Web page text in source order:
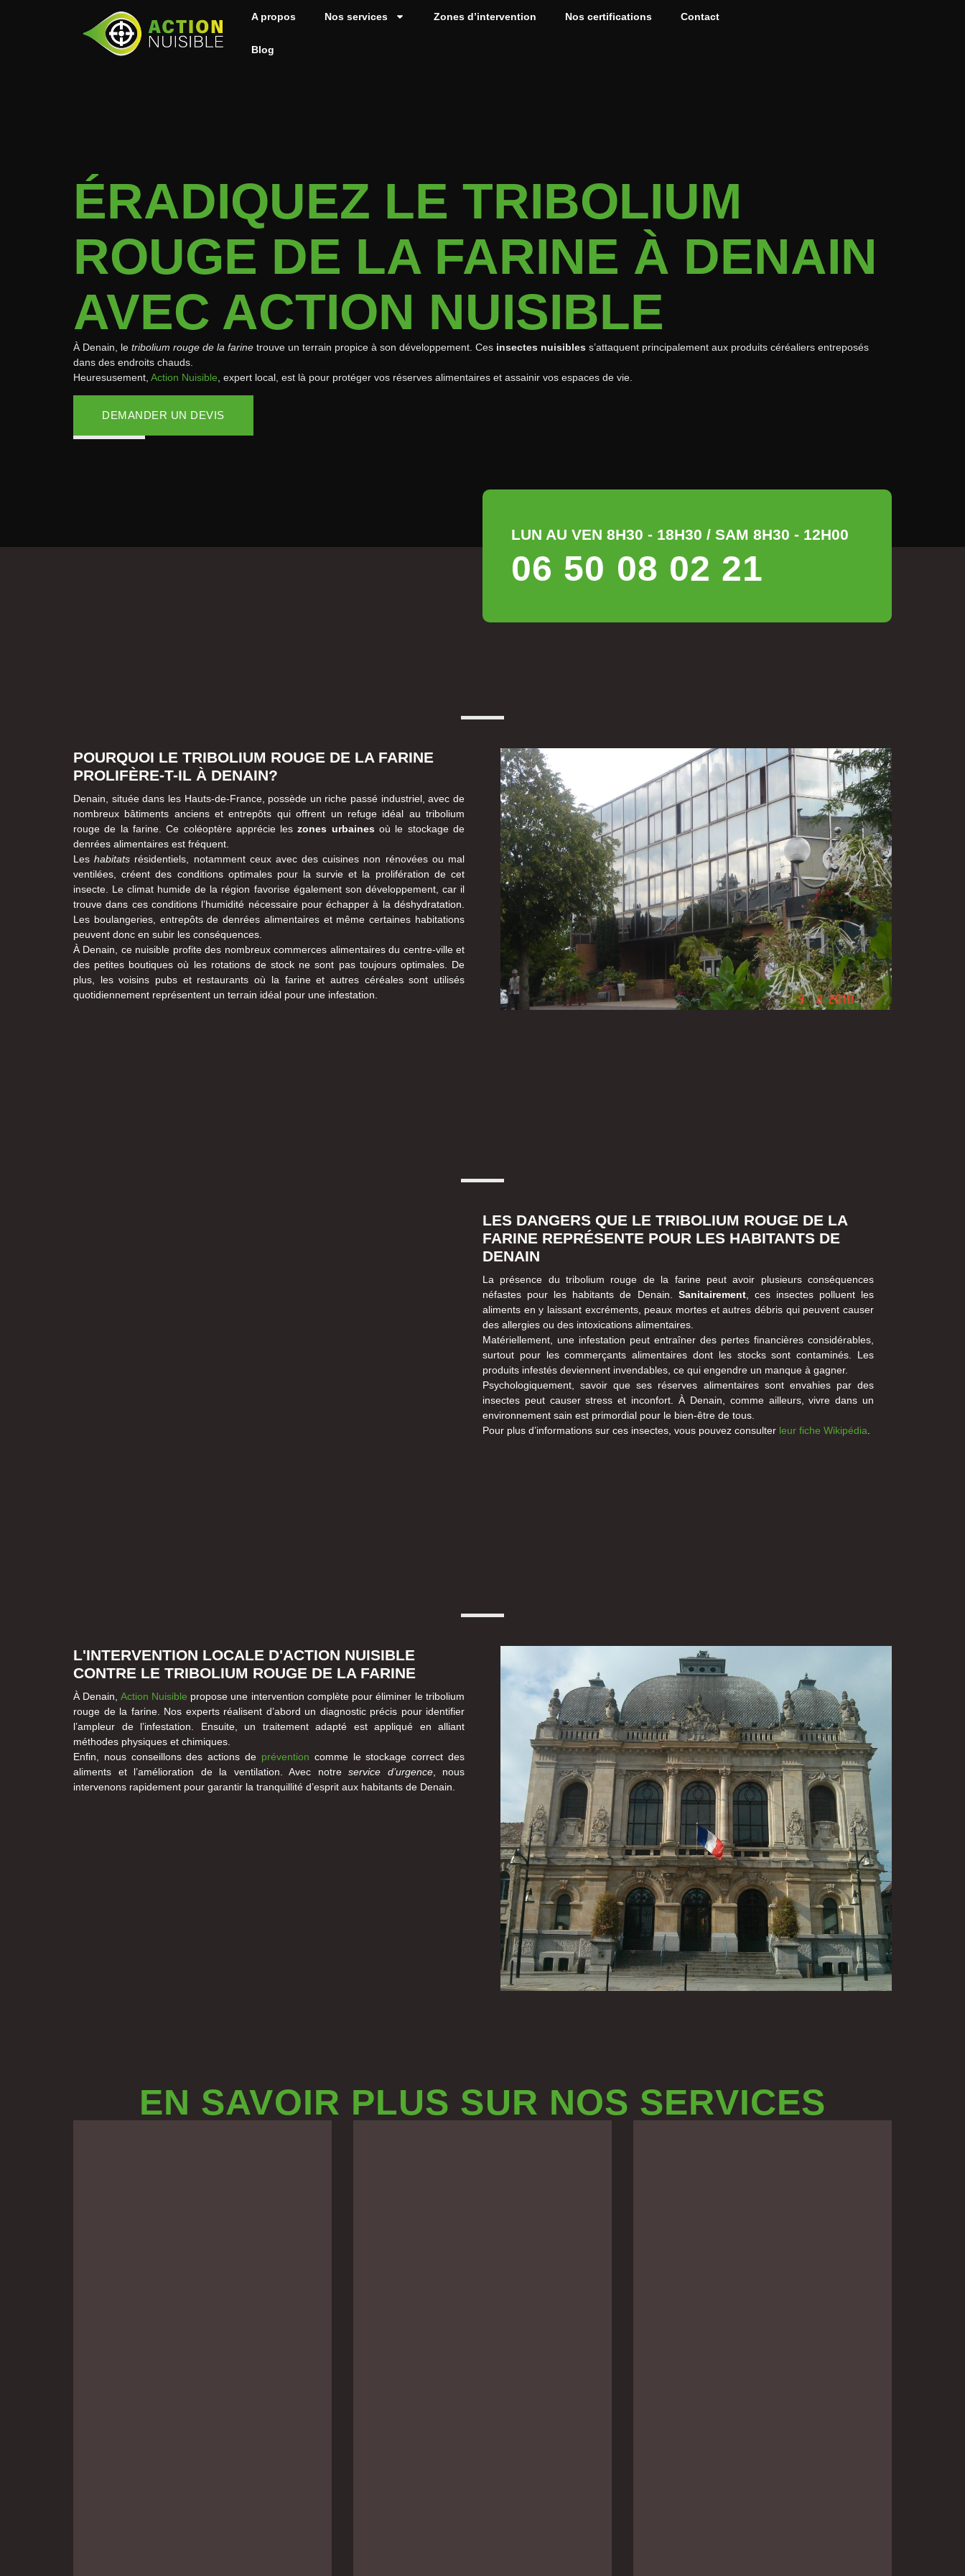
A propos Nos services Zones d’intervention Nos certifications Contact
Blog
ÉRADIQUEZ LE TRIBOLIUM
ROUGE DE LA FARINE À DENAIN
AVEC ACTION NUISIBLE
À Denain, le tribolium rouge de la farine trouve un terrain propice à son développement. Ces insectes nuisibles s’attaquent principalement aux produits céréaliers entreposés
dans des endroits chauds.
Heuresusement, Action Nuisible , expert local, est là pour protéger vos réserves alimentaires et assainir vos espaces de vie.
DEMANDER UN DEVIS
LUN AU VEN 8H30 - 18H30 / SAM 8H30 - 12H00
06 50 08 02 21
POURQUOI LE TRIBOLIUM ROUGE DE LA FARINE
PROLIFÈRE-T-IL À DENAIN?
Denain, située dans les Hauts-de-France, possède un riche passé industriel, avec de
nombreux bâtiments anciens et entrepôts qui offrent un refuge idéal au tribolium
rouge de la farine. Ce coléoptère apprécie leszones urbainesoù le stockage de
denrées alimentaires est fréquent.
Leshabitats résidentiels, notamment ceux avec des cuisines non rénovées ou mal
ventilées, créent des conditions optimales pour la survie et la prolifération de cet
insecte. Le climat humide de la région favorise également son développement, car il
trouve dans ces conditions l’humidité nécessaire pour échapper à la déshydratation.
Les boulangeries, entrepôts de denrées alimentaires et même certaines habitations
peuvent donc en subir les conséquences.
À Denain, ce nuisible profite des nombreux commerces alimentaires du centre-ville et
des petites boutiques où les rotations de stock ne sont pas toujours optimales. De
plus, les voisins pubs et restaurants où la farine et autres céréales sont utilisés
quotidiennement représentent un terrain idéal pour une infestation.
LES DANGERS QUE LE TRIBOLIUM ROUGE DE LA
FARINE REPRÉSENTE POUR LES HABITANTS DE
DENAIN
La présence du tribolium rouge de la farine peut avoir plusieurs conséquences
néfastes pour les habitants de Denain. Sanitairement, ces insectes polluent les
aliments en y laissant excréments, peaux mortes et autres débris qui peuvent causer
des allergies ou des intoxications alimentaires.
Matériellement, une infestation peut entraîner des pertes financières considérables,
surtout pour les commerçants alimentaires dont les stocks sont contaminés. Les
produits infestés deviennent invendables, ce qui engendre un manque à gagner.
Psychologiquement, savoir que ses réserves alimentaires sont envahies par des
insectes peut causer stress et inconfort. À Denain, comme ailleurs, vivre dans un
environnement sain est primordial pour le bien-être de tous.
Pour plus d’informations sur ces insectes, vous pouvez consulter leur fiche Wikipédia
L'INTERVENTION LOCALE D'ACTION NUISIBLE
CONTRE LE TRIBOLIUM ROUGE DE LA FARINE
À Denain, Action Nuisible propose une intervention complète pour éliminer le tribolium
rouge de la farine. Nos experts réalisent d’abord un diagnostic précis pour identifier
l’ampleur de l’infestation. Ensuite, un traitement adapté est appliqué en alliant
méthodes physiques et chimiques.
Enfin, nous conseillons des actions de prévention comme le stockage correct des
aliments et l’amélioration de la ventilation. Avec notre service d’urgence, nous
intervenons rapidement pour garantir la tranquillité d’esprit aux habitants de Denain.
EN SAVOIR PLUS SUR NOS SERVICES